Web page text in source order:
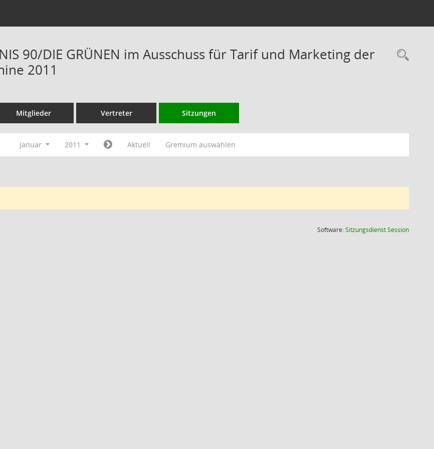
90/DIE GRÜNEN im Ausschuss für Tarif und Marketing der
2011
Mitglieder Vertreter Sitzungen
Januar 2011 Aktuell Gremium auswählen
Software:SitzungsdienstSession(Wird in